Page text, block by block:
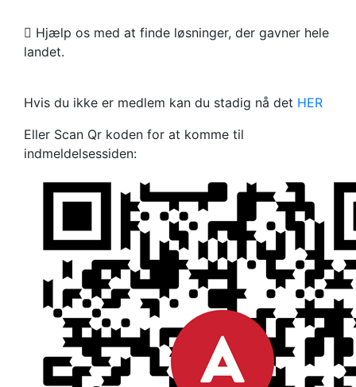
 Hjælp os med at finde løsninger, der gavner hele
landet.
Hvis du ikke er medlem kan du stadig nå det HER
Eller Scan Qr koden for at komme til
indmeldelsessiden: